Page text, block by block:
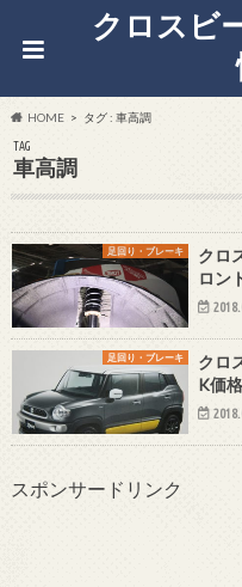
クロスビ
HOME タグ : 車高調
TAG
車高調
足回り・ブレーキ
クロ
ロン
足回り・ブレーキ
クロ
K価格
スポンサードリンク